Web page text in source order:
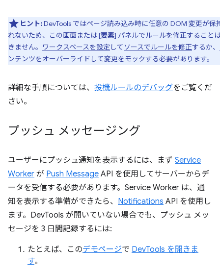
ヒント:DevTools ではページ読み込み時に任意の DOM 変更が保
れないため、この画面または [要素] パネルでルールを修正すること
きません。
ワークスペースを設定 して ソースでルールを修正するか、
ンテンツをオーバーライド して変更をモックする必要があります。
詳細な手順については、 投機ルールのデバッグをご覧くだ
さい。
プッシュ メッセージング
ユーザーにプッシュ通知を表示するには、まず Service
Worker が Push Message API を使用してサーバーからデ
ータを受信する必要があります。Service Worker は、通
知を表示する準備ができたら、 Notifications API を使用し
ます。DevTools が開いていない場合でも、プッシュ メッ
セージを 3 日間記録するには:
たとえば、このデモページで DevTools を開きま
す。